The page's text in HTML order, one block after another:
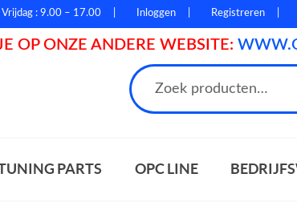
Vrijdag : 9.00 – 17.00 Inloggen Registreren
OP ONZE ANDERE WEBSITE:
PARTS OPC LINE